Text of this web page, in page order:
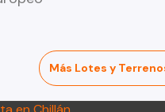
Más Lotes y